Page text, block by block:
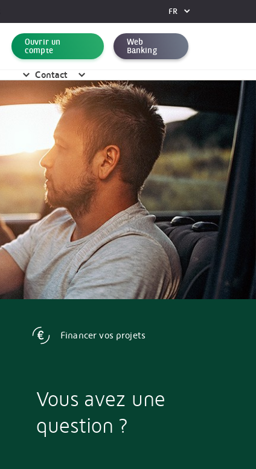
FR
EN
Ouvrir un
compte
Web
Banking
Contact
Financer vos projets
Vous avez une
question ?